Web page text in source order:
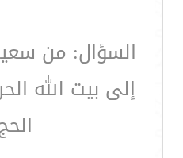
السؤال: من
إلى بيت الله